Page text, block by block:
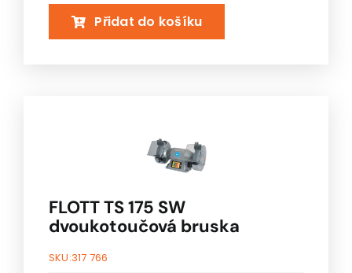
Přidat do košíku
FLOTT TS 175 SW
dvoukotoučová bruska
SKU:317 766